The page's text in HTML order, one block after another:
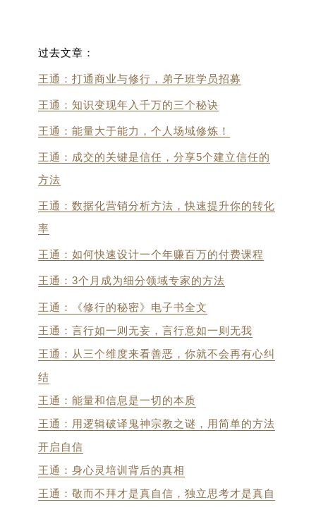
过去文章：
王通：打通商业与修行，弟子班学员招募
王通：知识变现年入千万的三个秘诀
王通：能量大于能力，个人场域修炼！
王通：成交的关键是信任，分享5个建立信任的
方法
王通：数据化营销分析方法，快速提升你的转化
率
王通：如何快速设计一个年赚百万的付费课程
王通：3个月成为细分领域专家的方法
王通：《修行的秘密》电子书全文
王通：言行如一则无妄，言行意如一则无我
王通：从三个维度来看善恶，你就不会再有心纠
结
王通：能量和信息是一切的本质
王通：用逻辑破译鬼神宗教之谜，用简单的方法
开启自信
王通：身心灵培训背后的真相
王通：敬而不拜才是真自信，独立思考才是真自